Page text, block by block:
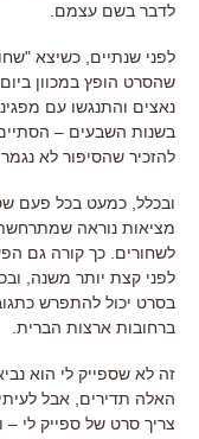
לדבר בשם עצמם
לפני שנתיים כשיצא "
שהסרט הופץ במכוון
נאצים והתנגשו עם
בשנות השבעים –
להזכיר שהסיפור לא
ובכלל כמעט בכל פעם
מציאות נוראה
לשחורים כך קורה גם
לפני קצת יותר משנה
בסרט יכול להתפרש
ברחובות ארצות הברית
זה לא שספייק לי הוא
האלה תדירים
אבל
צריך סרט של ספייק לי –